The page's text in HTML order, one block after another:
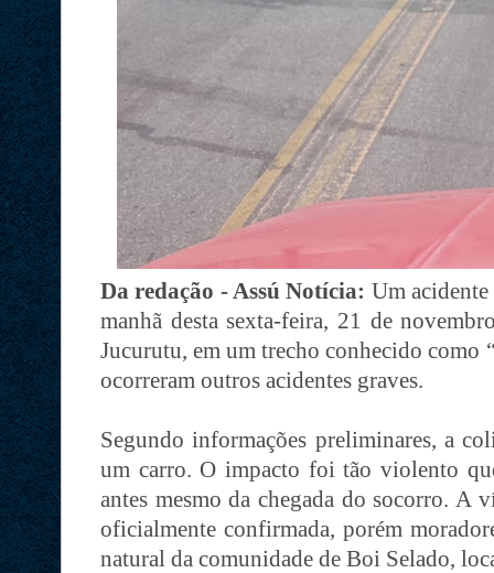
Da redação - Assú Notícia: Um
manhã desta sexta-feira, 21 de
Jucurutu, em um trecho conhecido como
ocorreram outros acidentes graves.
Segundo informações preliminares, a
um carro. O impacto foi tão violento
antes mesmo da chegada do socorro. A
oficialmente confirmada, porém
natural da comunidade de Boi Selado,